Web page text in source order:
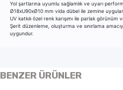
Yol şartlarına uyumlu sağlamlık ve uyarı
Ø18xU90xØ10 mm vida dübel ile zemine
UV katkılı özel renk karışımı ile parlak görünüm
Şerit düzenleme, oluşturma ve sınırlama
uygundur.
BENZER ÜRÜNLER